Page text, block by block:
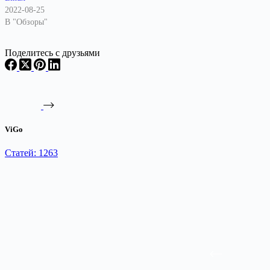
2022-08-25
В "Обзоры"
Поделитесь с друзьями
ViGo
Статей: 1263